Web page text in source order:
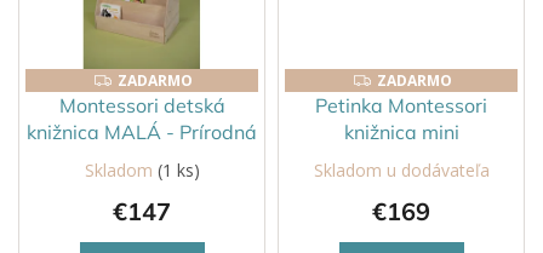
ZADARMO
ZADARMO
Montessori detská
knižnica MALÁ - Prírodná
Skladom (1 ks)
€147
ZADARMO
ZADARMO
Petinka Montessori
knižnica mini
Skladom u dodávateľa
€169